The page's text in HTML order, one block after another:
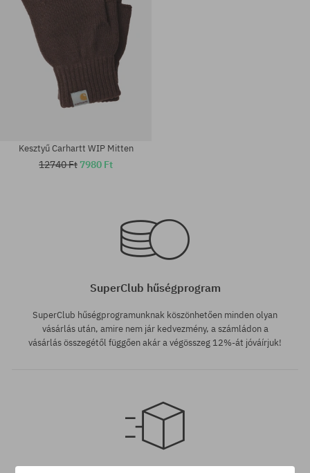
M-L; S-M
S-M
Kesztyű Carhartt WIP Mitten
12740 Ft 7980 Ft
SuperClub hűségprogram
SuperClub hűségprogramunknak köszönhetően minden olyan
vásárlás után, amire nem jár kedvezmény, a számládon a
vásárlás összegétől függően akár a végösszeg 12%-át jóváírjuk!